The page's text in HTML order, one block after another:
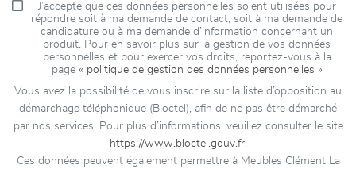
J’accepte que ces données personnelles soient utilisées pour
répondre soit à ma demande de contact, soit à ma demande de
candidature ou à ma demande d’information concernant un
produit. Pour en savoir plus sur la gestion de vos données
personnelles et pour exercer vos droits, reportez-vous à la
page « politique de gestion des données personnelles »
Vous avez la possibilité de vous inscrire sur la liste d’opposition au
démarchage téléphonique (Bloctel), afin de ne pas être démarché
par nos services. Pour plus d’informations, veuillez consulter le site
https://www.bloctel.gouv.fr.
Ces données peuvent également permettre à Meubles Clément La